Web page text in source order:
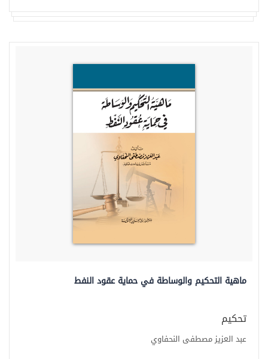
ماهية التحكيم والوساطة في حماية عقود النفط
تحكيم
عبد العزيز مصطفى النحفاوي